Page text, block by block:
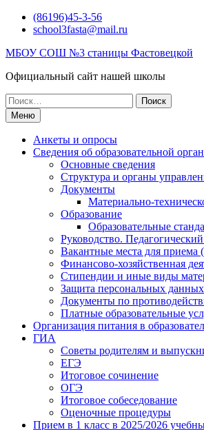
Перейти(86196)45-3-56
school3fasta@mail.ru
МБОУ СОШ №3 станицы Фастовецкой
Официальный сайт нашей школы
Поиск
по:Меню
Анкеты и опросы
Сведения об образовательной
Основные сведения
Структура и органы
Документы
Материально-
Образование
Образовательные
Руководство.
Вакантные места для приема
Финансово-хозяйственная
Стипендии и иные виды
Защита персональных данных
Документы по
Платные образовательные
Организация питания в
ГИА
Советы родителям и
ЕГЭ
Итоговое сочинение
ОГЭ
Итоговое собеседование
Оценочные процедуры
Прием в 1 класс в 2025/2026